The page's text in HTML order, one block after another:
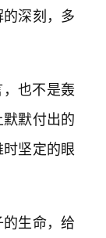
深刻，多
也不是轰
默付出的
坚定的眼
生命，给